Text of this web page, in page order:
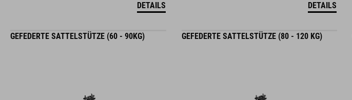
DETAILS DETAILS
GEFEDERTE SATTELSTÜTZE (60 - 90KG) GEFEDERTE SATTELSTÜTZE (80 - 120 KG)